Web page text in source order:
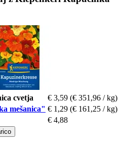
cvetja € 3,59 (€ 351,96 / kg)
mešanica" € 1,29 (€ 161,25 / kg)
€ 4,88